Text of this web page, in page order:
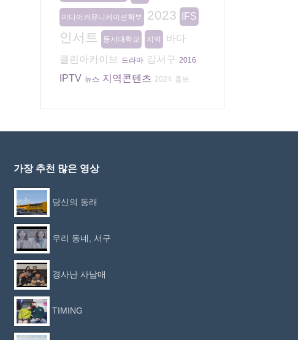
미디어커뮤니케이션학부 2023 IFS
인서트 동서대학교 지역
바다
클린아카이브
드라마 강서구 2016
IPTV 뉴스 지역콘텐츠 2024 홍보
가장 추천 많은 영상
당신의 동래
우리 동네, 서구
경사난 사남매
TIMING